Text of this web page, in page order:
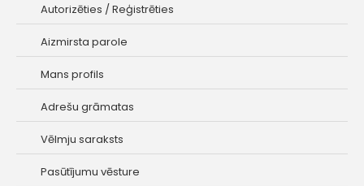
Autorizēties / Reģistrēties
Aizmirsta parole
Mans profils
Adrešu grāmatas
Vēlmju saraksts
Pasūtījumu vēsture